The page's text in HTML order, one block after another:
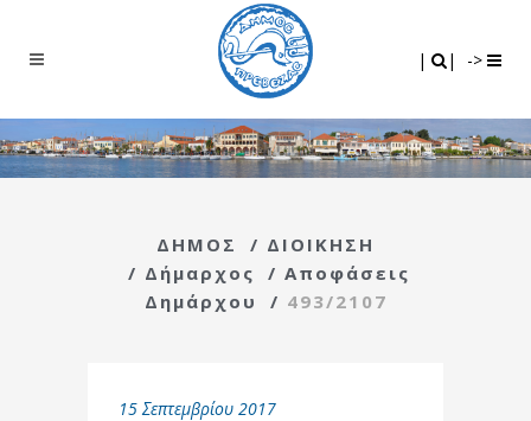
| | ->
ΔΗΜΟΣ / ΔΙΟΙΚΗΣΗ
/ Δήμαρχος / Αποφάσεις
Δημάρχου
/ 493/2107
15 Σεπτεμβρίου 2017